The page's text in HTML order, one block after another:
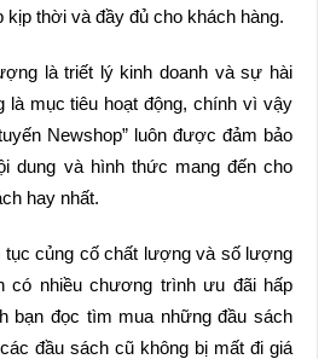
kịp thời và đầy đủ cho khách hàng.
là triết lý kinh doanh và sự hài
là mục tiêu hoạt động, chính vì vậy
Newshop” luôn được đảm bảo
dung và hình thức mang đến cho
hay nhất.
củng cố chất lượng và số lượng
có nhiều chương trình ưu đãi hấp
bạn đọc tìm mua những đầu sách
đầu sách cũ không bị mất đi giá